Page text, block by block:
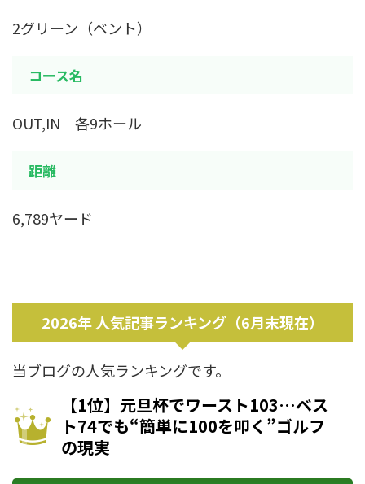
2グリーン（ベント）
コース名
OUT,IN 各9ホール
距離
6,789ヤード
2026年 人気記事ランキング（6月末現在）
当ブログの人気ランキングです。
【1位】元旦杯でワースト103…ベス
ト74でも“簡単に100を叩く”ゴルフ
の現実